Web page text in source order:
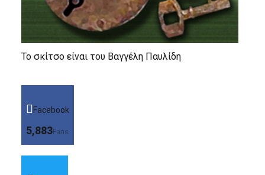
Το σκίτσο είναι του Βαγγέλη Παυλίδη
Facebook
5,883Fans